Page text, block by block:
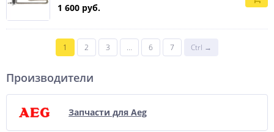
1 600 руб.
1 2 3 ... 6 7 Ctrl →
Производители
Запчасти для Aeg